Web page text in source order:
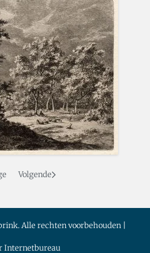
Volgende
Alle rechten voorbehouden |
Internetbureau